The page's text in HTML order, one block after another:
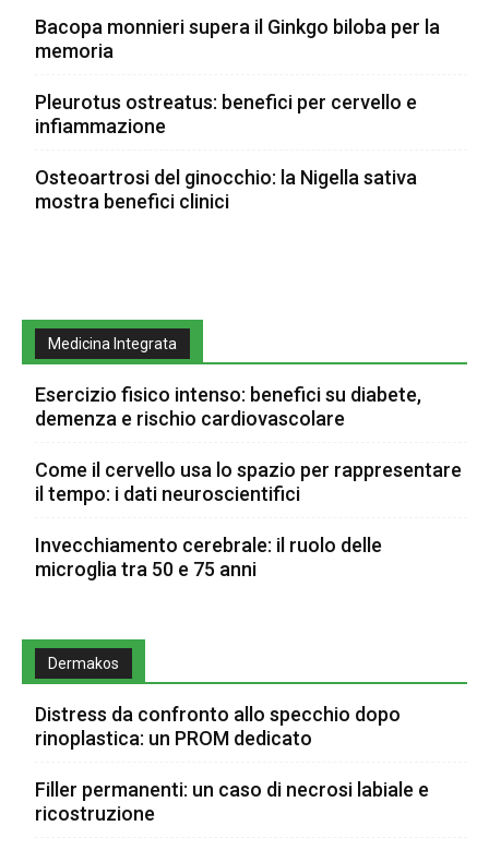
Bacopa monnieri supera il Ginkgo biloba per la
memoria
Pleurotus ostreatus: benefici per cervello e
infiammazione
Osteoartrosi del ginocchio: la Nigella sativa
mostra benefici clinici
Medicina Integrata
Esercizio fisico intenso: benefici su diabete,
demenza e rischio cardiovascolare
Come il cervello usa lo spazio per rappresentare
il tempo: i dati neuroscientifici
Invecchiamento cerebrale: il ruolo delle
microglia tra 50 e 75 anni
Dermakos
Distress da confronto allo specchio dopo
rinoplastica: un PROM dedicato
Filler permanenti: un caso di necrosi labiale e
ricostruzione